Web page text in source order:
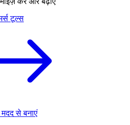
टूल्स
से बनाएं